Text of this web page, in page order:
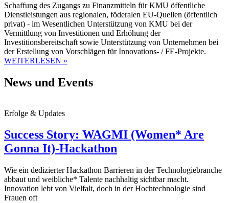
Schaffung des Zugangs zu Finanzmitteln für KMU öffentliche
Dienstleistungen aus regionalen, föderalen EU-Quellen (öffentlich
privat) - im Wesentlichen Unterstützung von KMU bei der
Vermittlung von Investitionen und Erhöhung der
Investitionsbereitschaft sowie Unterstützung von Unternehmen bei
der Erstellung von Vorschlägen für Innovations- / FE-Projekte.
WEITERLESEN »
News und Events
Erfolge & Updates
Success Story: WAGMI (Women* Are
Gonna It)-Hackathon
Wie ein dedizierter Hackathon Barrieren in der Technologiebranche
abbaut und weibliche* Talente nachhaltig sichtbar macht.
Innovation lebt von Vielfalt, doch in der Hochtechnologie sind
Frauen oft